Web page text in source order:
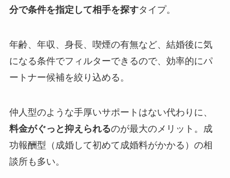
分で条件を指定して相手を探すタイプ。
年齢、年収、身長、喫煙の有無など、結婚後に気
になる条件でフィルターできるので、効率的にパ
ートナー候補を絞り込める。
仲人型のような手厚いサポートはない代わりに、
料金がぐっと抑えられるのが最大のメリット。成
功報酬型（成婚して初めて成婚料がかかる）の相
談所も多い。